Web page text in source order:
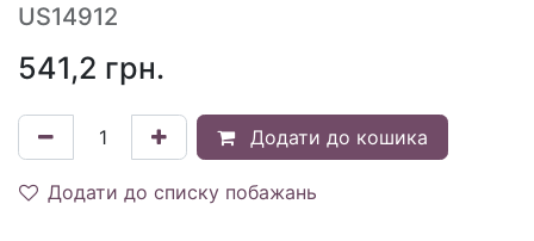
US14912
541,2 грн.
Додати до кошика
Додати до списку побажань